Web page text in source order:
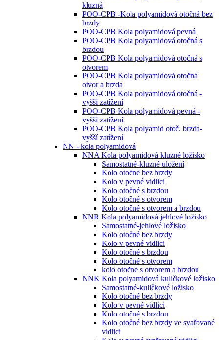
kluzná
POO-CPB -Kola polyamidová otočná bez
brzdy
POO-CPB Kola polyamidová pevná
POO-CPB Kola polyamidová otočná s
brzdou
POO-CPB Kola polyamidová otočná s
otvorem
POO-CPB Kola polyamidová otočná
otvor a brzda
POO-CPB Kola polyamidová otočná -
vyšší zatížení
POO-CPB Kola polyamidová pevná -
vyšší zatížení
POO-CPB Kola polyamid otoč. brzda-
vyšší zatížení
NN - kola polyamidová
NNA Kola polyamidová kluzné ložisko
Samostatné-kluzné uložení
Kolo otočné bez brzdy
Kolo v pevné vidlici
Kolo otočné s brzdou
Kolo otočné s otvorem
Kolo otočné s otvorem a brzdou
NNR Kola polyamidová jehlové ložisko
Samostatné-jehlové ložisko
Kolo otočné bez brzdy
Kolo v pevné vidlici
Kolo otočné s brzdou
Kolo otočné s otvorem
kolo otočné s otvorem a brzdou
NNK Kola polyamidová kuličkové ložisko
Samostatné-kuličkové ložisko
Kolo otočné bez brzdy
Kolo v pevné vidlici
Kolo otočné s brzdou
Kolo otočné bez brzdy ve svařované
vidlici